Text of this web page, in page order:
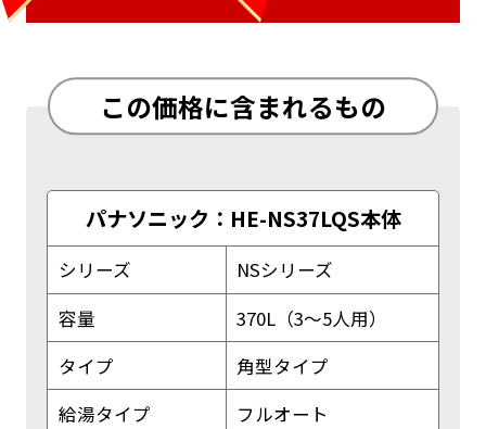
この価格に含まれるもの
パナソニック：HE-NS37LQS本体
シリーズ
NSシリーズ
容量
370L（3～5人用）
タイプ
角型タイプ
給湯タイプ
フルオート